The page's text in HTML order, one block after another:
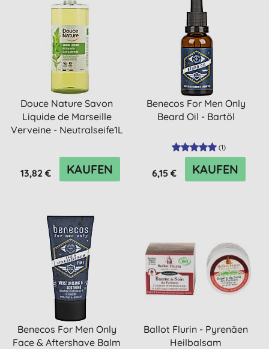
Douce Nature Savon
Liquide de Marseille
Verveine - Neutralseife1L
13,82 € KAUFEN
Benecos For Men Only
Beard Oil - Bartöl
(1)
6,15 € KAUFEN
Benecos For Men Only
Face & Aftershave Balm
Ballot Flurin - Pyrenäen
Heilbalsam